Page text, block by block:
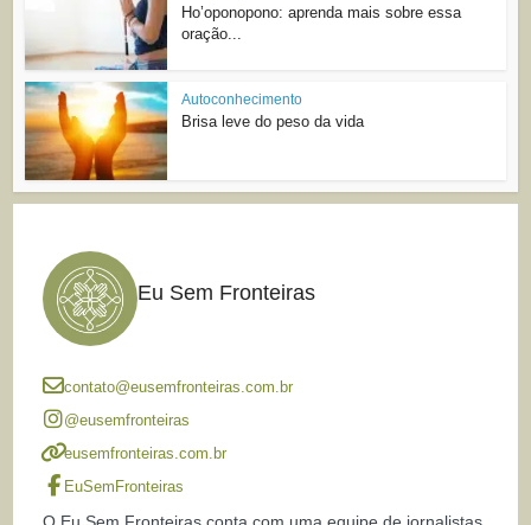
Ho’oponopono: aprenda mais sobre essa
oração...
Autoconhecimento
Brisa leve do peso da vida
Eu Sem Fronteiras
contato@eusemfronteiras.com.br
@eusemfronteiras
eusemfronteiras.com.br
EuSemFronteiras